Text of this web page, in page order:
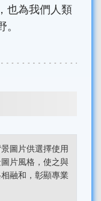
也為我們人類
圖片供選擇使用
片風格，使之與
融和，彰顯專業